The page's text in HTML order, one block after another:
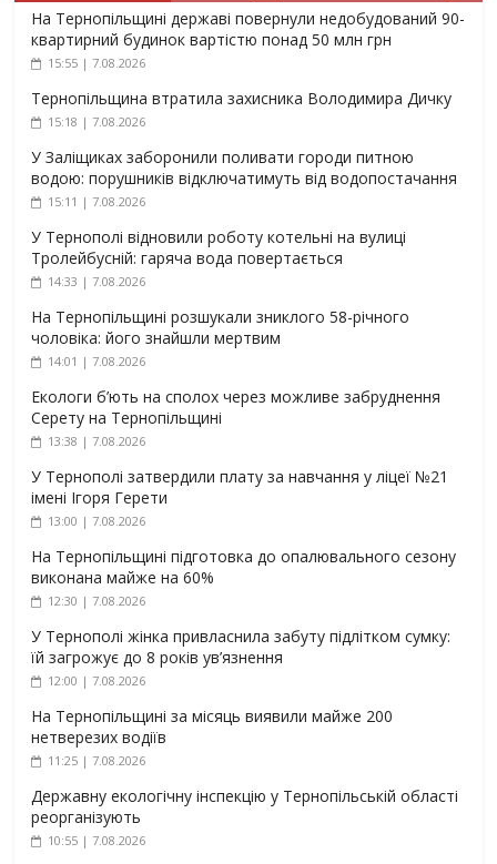
На Тернопільщині державі повернули недобудований 90-
квартирний будинок вартістю понад 50 млн грн
15:55 | 7.08.2026
Тернопільщина втратила захисника Володимира Дичку
15:18 | 7.08.2026
У Заліщиках заборонили поливати городи питною
водою: порушників відключатимуть від водопостачання
15:11 | 7.08.2026
У Тернополі відновили роботу котельні на вулиці
Тролейбусній: гаряча вода повертається
14:33 | 7.08.2026
На Тернопільщині розшукали зниклого 58-річного
чоловіка: його знайшли мертвим
14:01 | 7.08.2026
Екологи б’ють на сполох через можливе забруднення
Серету на Тернопільщині
13:38 | 7.08.2026
У Тернополі затвердили плату за навчання у ліцеї №21
імені Ігоря Герети
13:00 | 7.08.2026
На Тернопільщині підготовка до опалювального сезону
виконана майже на 60%
12:30 | 7.08.2026
У Тернополі жінка привласнила забуту підлітком сумку:
їй загрожує до 8 років ув’язнення
12:00 | 7.08.2026
На Тернопільщині за місяць виявили майже 200
нетверезих водіїв
11:25 | 7.08.2026
Державну екологічну інспекцію у Тернопільській області
реорганізують
10:55 | 7.08.2026